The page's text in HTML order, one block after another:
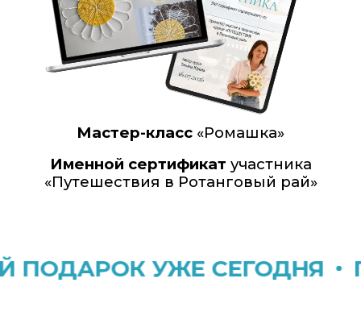
плетение из ротанга
05
Рассматриваете творчество как
возможность дополнительного
Любите атмосферу
единомышленников и совместного
творчества